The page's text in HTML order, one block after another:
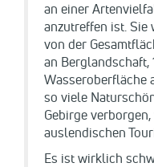
an einer
anzutreffen ist. Sie
von der
an Berglandschaft,
Wasseroberfläche
so viele
Gebirge
auslendischen
Es ist wirklich